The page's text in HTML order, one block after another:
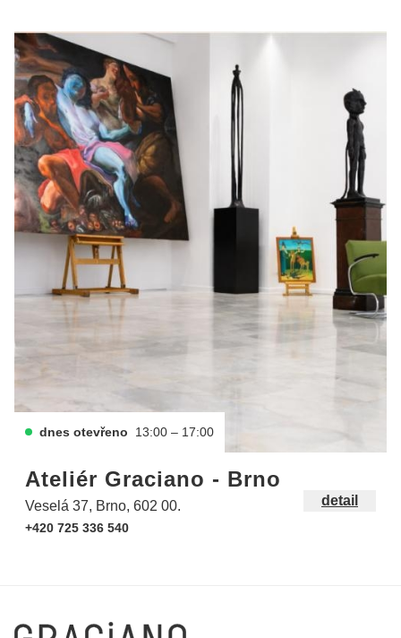
dnes otevřeno 13:00 – 17:00
Ateliér Graciano - Brno
Veselá 37, Brno, 602 00.
+420 725 336 540
detail